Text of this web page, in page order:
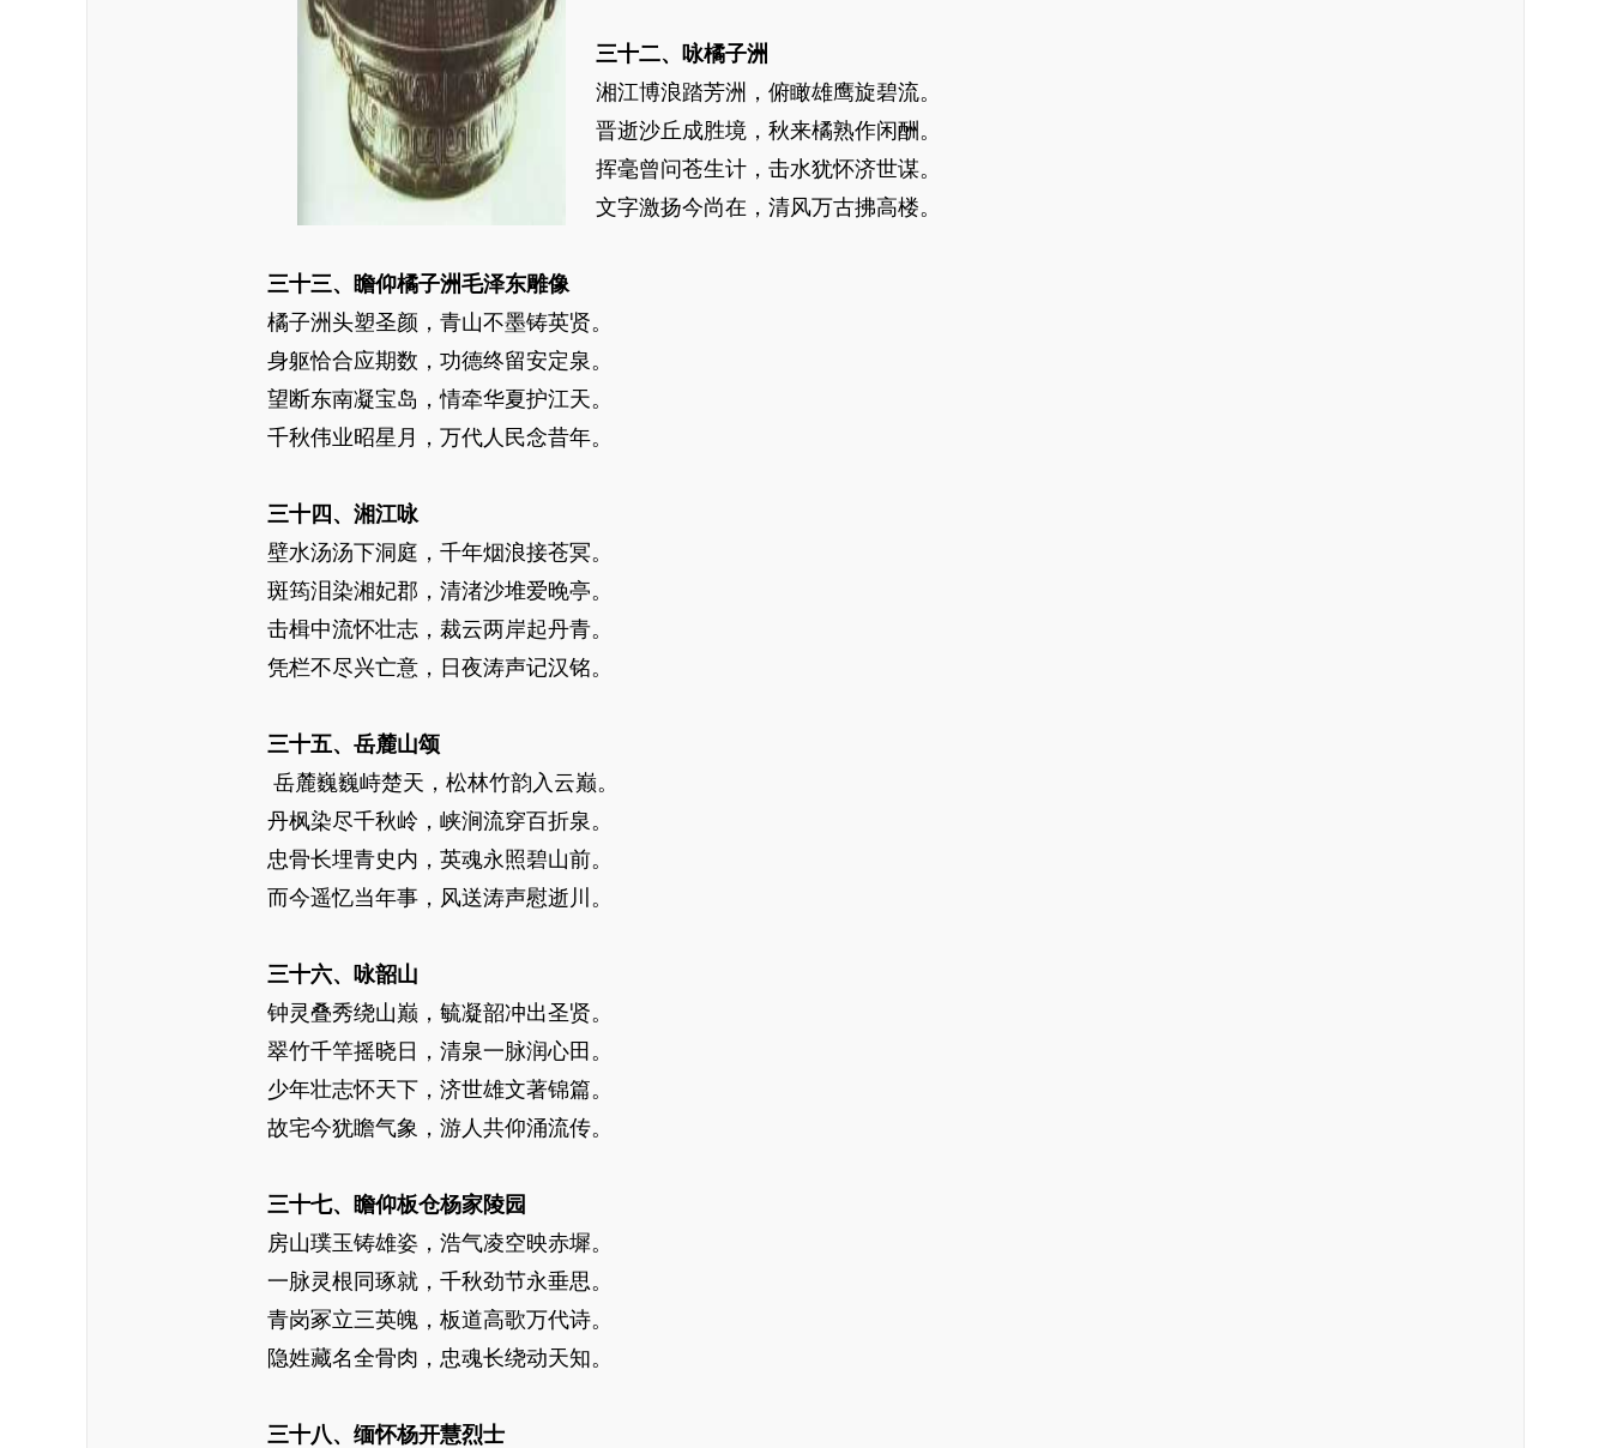
三十二、咏橘子洲
湘江博浪踏芳洲，俯瞰雄鹰旋碧流。
晋逝沙丘成胜境，秋来橘熟作闲酬。
挥毫曾问苍生计，击水犹怀济世谋。
文字激扬今尚在，清风万古拂高楼。
三十三、瞻仰橘子洲毛泽东雕像
橘子洲头塑圣颜，青山不墨铸英贤。
身躯恰合应期数，功德终留安定泉。
望断东南凝宝岛，情牵华夏护江天。
千秋伟业昭星月，万代人民念昔年。
三十四、湘江咏
壁水汤汤下洞庭，千年烟浪接苍冥。
斑筠泪染湘妃郡，清渚沙堆爱晚亭。
击楫中流怀壮志，裁云两岸起丹青。
凭栏不尽兴亡意，日夜涛声记汉铭。
三十五、岳麓山颂
岳麓巍巍峙楚天，松林竹韵入云巅。
丹枫染尽千秋岭，峡涧流穿百折泉。
忠骨长埋青史内，英魂永照碧山前。
而今遥忆当年事，风送涛声慰逝川。
三十六、咏韶山
钟灵叠秀绕山巅，毓凝韶冲出圣贤。
翠竹千竿摇晓日，清泉一脉润心田。
少年壮志怀天下，济世雄文著锦篇。
故宅今犹瞻气象，游人共仰涌流传。
三十七、瞻仰板仓杨家陵园
房山璞玉铸雄姿，浩气凌空映赤墀。
一脉灵根同琢就，千秋劲节永垂思。
青岗冢立三英魄，板道高歌万代诗。
隐姓藏名全骨肉，忠魂长绕动天知。
三十八、缅怀杨开慧烈士